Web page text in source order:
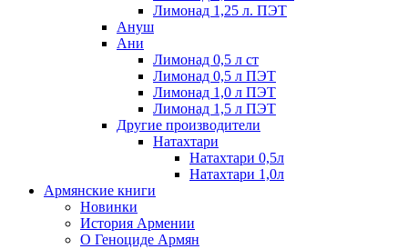
Лимонад 1,25 л. ПЭТ
Ануш
Ани
Лимонад 0,5 л ст
Лимонад 0,5 л ПЭТ
Лимонад 1,0 л ПЭТ
Лимонад 1,5 л ПЭТ
Другие производители
Натахтари
Натахтари 0,5л
Натахтари 1,0л
Армянские книги
Новинки
История Армении
О Геноциде Армян